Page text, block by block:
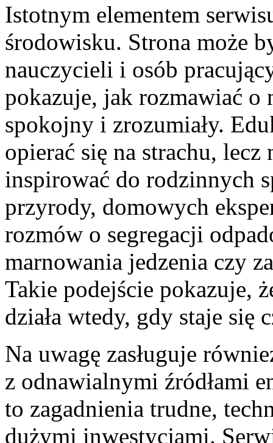
Istotnym elementem
środowisku. Strona może
nauczycieli i osób
pokazuje, jak rozmawiać o
spokojny i zrozumiały.
opierać się na strachu,
inspirować do rodzinnych
przyrody, domowych
rozmów o segregacji
marnowania jedzenia czy
Takie podejście pokazuje,
działa wtedy, gdy staje się
Na uwagę zasługuje
z odnawialnymi źródłami
to zagadnienia trudne,
dużymi inwestycjami.